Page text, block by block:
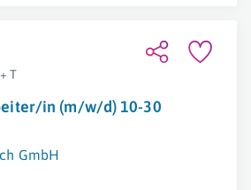
T
in (m/w/d) 10-30
GmbH